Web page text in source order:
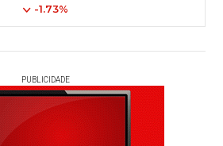
-1.73%
PUBLICIDADE